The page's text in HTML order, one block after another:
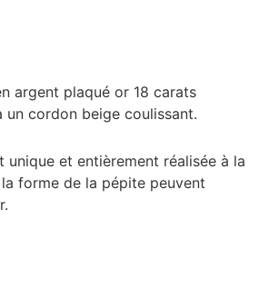
argent plaqué or 18 carats
un cordon beige coulissant.
unique et entièrement réalisée à la
forme de la pépite peuvent